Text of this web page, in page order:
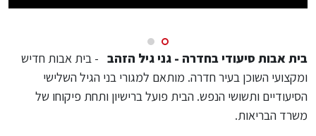
בית אבות סיעודי בחדרה - גני גיל הזהב - בית אבות חדיש
ומקצועי השוכן בעיר חדרה. מותאם למגורי בני הגיל השלישי
הסיעודיים ותשושי הנפש. הבית פועל ברישיון ותחת פיקוחו של
משרד הבריאות.